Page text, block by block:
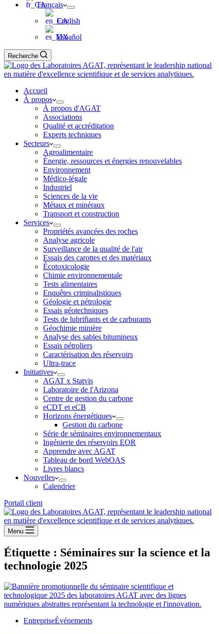
Français
English
Español
Recherche
Accueil
À propos
À propos d'AGAT
Associations
Qualité et accréditation
Experts techniques
Secteurs
Agroalimentaire
Énergie, ressources et énergies renouvelables
Environnement
Médico-légale
Industriel
Sciences de la vie
Métaux et minéraux
Transport et construction
Services
Propriétés avancées des roches
Analyse agricole
Surveillance de la qualité de l'air
Essais des carottes et des matériaux
Écotoxicologie
Chimie environnementale
Tests alimentaires
Enquêtes criminalistiques
Géologie et pétrologie
Essais géotechniques
Tests de lubrifiants et de carburants
Géochimie minière
Analyse des sables bitumineux
Essais pétroliers
Caractérisation des réservoirs
Ultra-trace
Initiatives
AGAT x Statvis
Laboratoire de l'Arizona
Centre de gestion du carbone
eCDT et eCB
Horizons énergétiques
Gestion du carbone
Série de séminaires environnementaux
Ingénierie des réservoirs EOR
Apprendre avec AGAT
Tableau de bord WebOAS
Livres blancs
Nouvelles
Calendrier
Portail client
Menu
Étiquette : Séminaires sur la science et la
technologie 2025
EntrepriseÉvénements